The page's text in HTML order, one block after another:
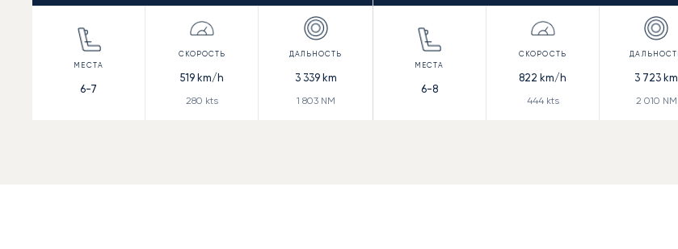
6-7
519km/h
280 kts
3 339km
1 803NM
6-8
822 km/h
444kts
3 723 km
2 010 NM